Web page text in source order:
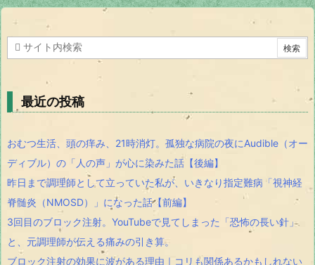
最近の投稿
おむつ生活、頭の痒み、21時消灯。孤独な病院の夜にAudible（オー
ディブル）の「人の声」が心に染みた話【後編】
昨日まで調理師として立っていた私が、いきなり指定難病「視神経
脊髄炎（NMOSD）」になった話【前編】
3回目のブロック注射。YouTubeで見てしまった「恐怖の長い針」
と、元調理師が伝える痛みの引き算。
ブロック注射の効果に波がある理由｜コリも関係あるかもしれない